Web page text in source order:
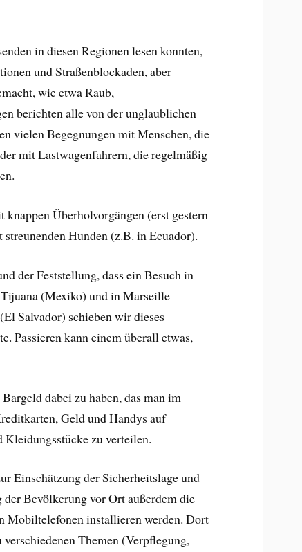
in diesen Regionen lesen konnten,
und Straßenblockaden, aber
wie etwa Raub,
berichten alle von der unglaublichen
vielen Begegnungen mit Menschen, die
mit Lastwagenfahrern, die regelmäßig
Überholvorgängen (erst gestern
streunenden Hunden (z.B. in Ecuador).
der Feststellung, dass ein Besuch in
(Mexiko) und in Marseille
Salvador) schieben wir dieses
Passieren kann einem überall etwas,
dabei zu haben, das man im
Geld und Handys auf
Kleidungsstücke zu verteilen.
Einschätzung der Sicherheitslage und
Bevölkerung vor Ort außerdem die
Mobiltelefonen installieren werden. Dort
Themen (Verpflegung,